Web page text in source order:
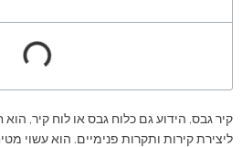
קיר גבס, הידוע גם כלוח גבס או לוח קיר,
ליצירת קירות ותקרות פנימיים. הוא עשוי